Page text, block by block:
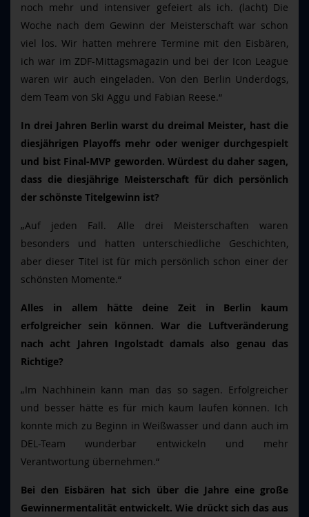
noch mehr und intensiver gefeiert als ich. (lacht) Die
Woche nach dem Gewinn der Meisterschaft war schon
viel los. Wir hatten mehrere Termine mit den Eisbären,
ich war im ZDF-Mittagsmagazin und bei der Icon League
waren wir auch eingeladen. Von den Berlin Underdogs,
dem Team von Ski Aggu und Fabian Reese.“
In drei Jahren Berlin warst du dreimal Meister, hast die
diesjährigen Playoffs mehr oder weniger durchgespielt
und bist Final-MVP geworden. Würdest du daher sagen,
dass die diesjährige Meisterschaft für dich persönlich
der schönste Titelgewinn ist?
„Auf jeden Fall. Alle drei Meisterschaften waren
besonders und hatten unterschiedliche Geschichten,
aber dieser Titel ist für mich persönlich schon einer der
schönsten Momente.“
Alles in allem hätte deine Zeit in Berlin kaum
erfolgreicher sein können. War die Luftveränderung
nach acht Jahren Ingolstadt damals also genau das
Richtige?
„Im Nachhinein kann man das so sagen. Erfolgreicher
und besser hätte es für mich kaum laufen können. Ich
konnte mich zu Beginn in Weißwasser und dann auch im
DEL-Team wunderbar entwickeln und mehr
Verantwortung übernehmen.“
Bei den Eisbären hat sich über die Jahre eine große
Gewinnermentalität entwickelt. Wie drückt sich das aus